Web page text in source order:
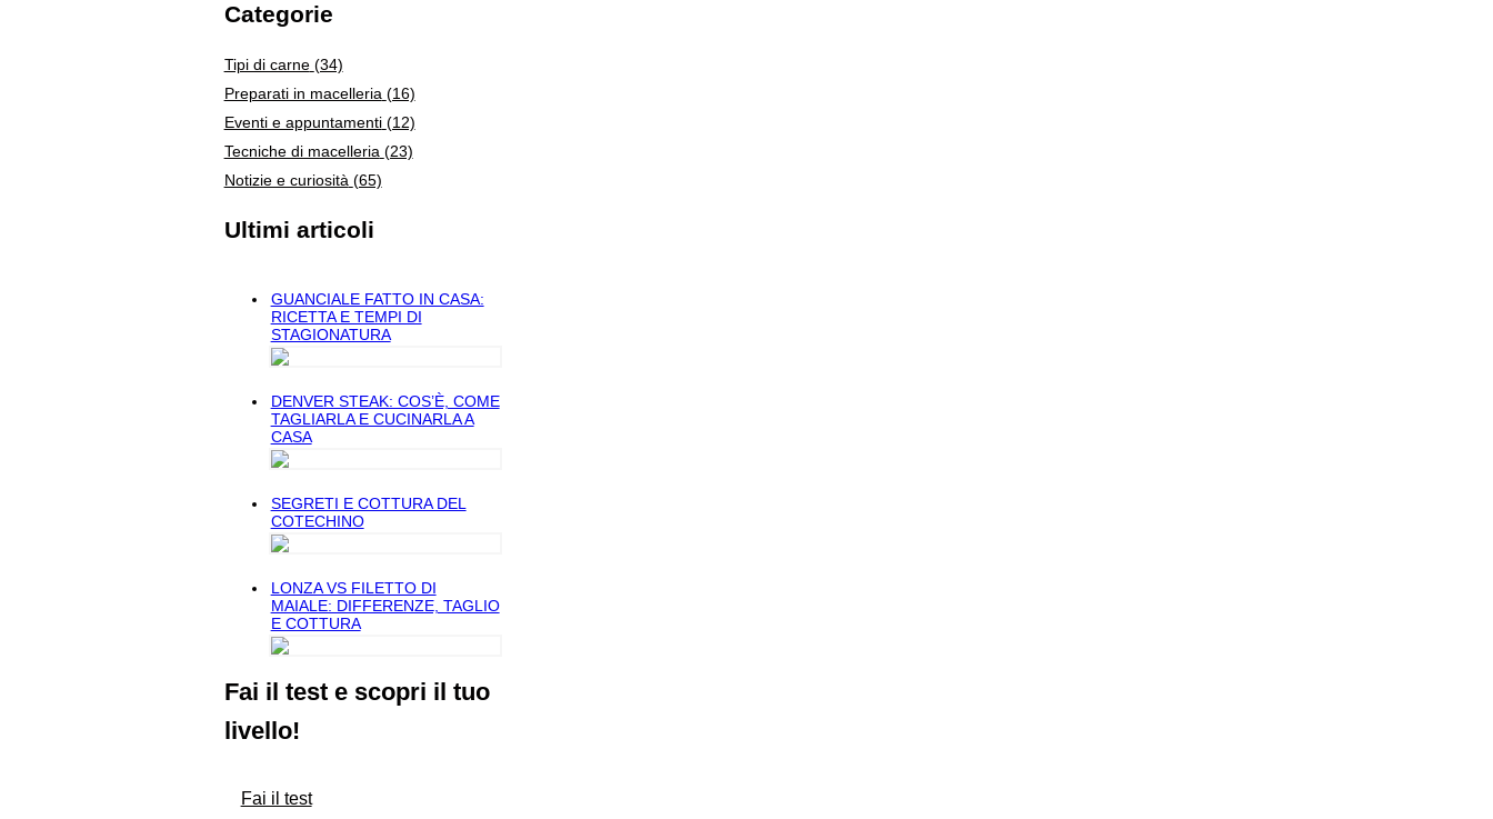
Categorie
Tipi di carne (34)
Preparati in macelleria (16)
Eventi e appuntamenti (12)
Tecniche di macelleria (23)
Notizie e curiosità (65)
Ultimi articoli
GUANCIALE FATTO IN CASA:
RICETTA E TEMPI DI
STAGIONATURA
DENVER STEAK: COS’È, COME
TAGLIARLA E CUCINARLA A
CASA
SEGRETI E COTTURA DEL
COTECHINO
LONZA VS FILETTO DI
MAIALE: DIFFERENZE, TAGLIO
E COTTURA
Fai il test e scopri il tuo
livello!
Fai il test